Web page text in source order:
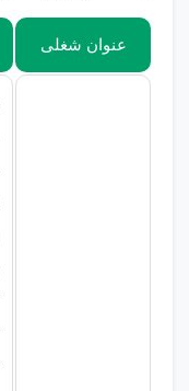
عنوان شغلی